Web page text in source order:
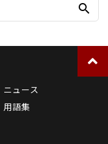
search
ニュース
用語集